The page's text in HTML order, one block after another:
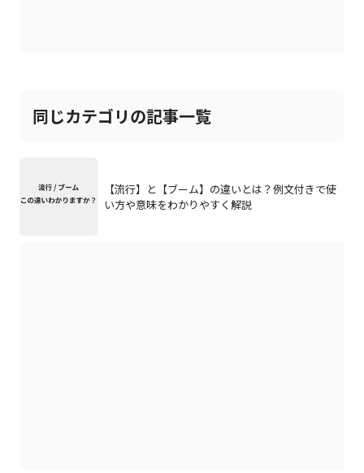
同じカテゴリの記事一覧
【流行】と【ブーム】の違いとは？例文付きで使
い方や意味をわかりやすく解説